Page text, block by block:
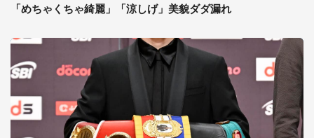
「めちゃくちゃ綺麗」「涼しげ」美貌ダダ漏れ